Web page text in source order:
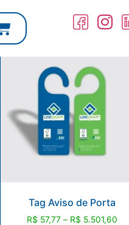
LINE
Tag Aviso de Porta
R$ 57,77 – R$ 5.501,60